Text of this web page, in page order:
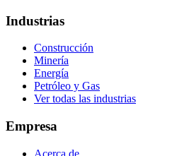
Industrias
Construcción
Minería
Energía
Petróleo y Gas
Ver todas las industrias
Empresa
Acerca de